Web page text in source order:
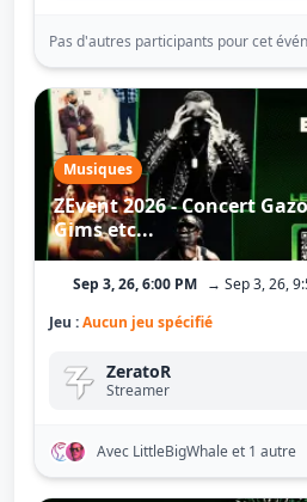
Pas d'autres participants pour cet
Musiques
ZEvent 2026 - Concert
Gims etc...
Sep 3, 26, 6:00 PM → Sep 3, 26,
Jeu :Aucun jeu spécifié
ZeratoR
Streamer
Avec LittleBigWhaleet 1 autre